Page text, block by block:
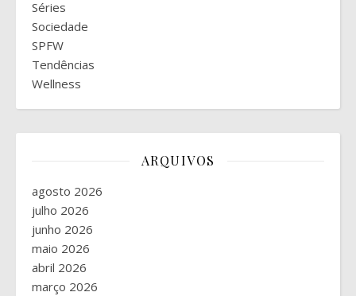
Séries
Sociedade
SPFW
Tendências
Wellness
ARQUIVOS
agosto 2026
julho 2026
junho 2026
maio 2026
abril 2026
março 2026